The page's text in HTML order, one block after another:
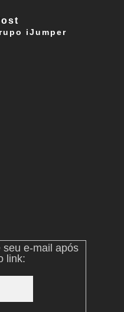
iJumper
seu e-mail após
link: